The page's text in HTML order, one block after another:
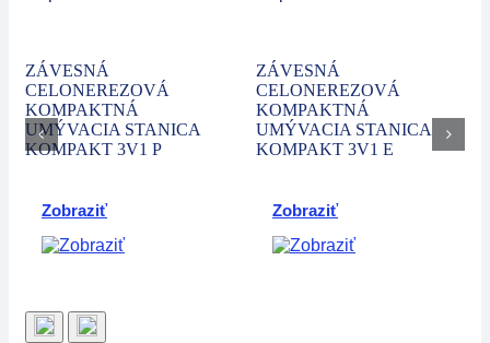
ZÁVESNÁ
CELONEREZOVÁ
KOMPAKTNÁ
UMÝVACIA STANICA
KOMPAKT 3V1 P
Zobraziť
ZÁVESNÁ
CELONEREZOVÁ
KOMPAKTNÁ
UMÝVACIA STANICA
KOMPAKT 3V1 E
Zobraziť